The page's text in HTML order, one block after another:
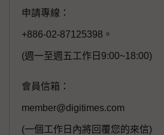
申請專線：
+886-02-87125398。
(週一至週五工作日9:00~18:00)
會員信箱：
member@digitimes.com
(一個工作日內將回覆您的來信)